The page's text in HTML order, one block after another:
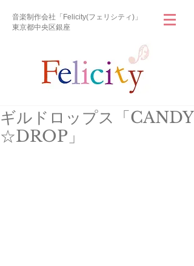
音楽制作会社「Felicity(フェリシティ)」
東京都中央区銀座
ギルドロップス「CANDY
☆DROP」